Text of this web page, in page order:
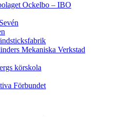
Ockelbo – IBO
Mekaniska Verkstad
körskola
Förbundet